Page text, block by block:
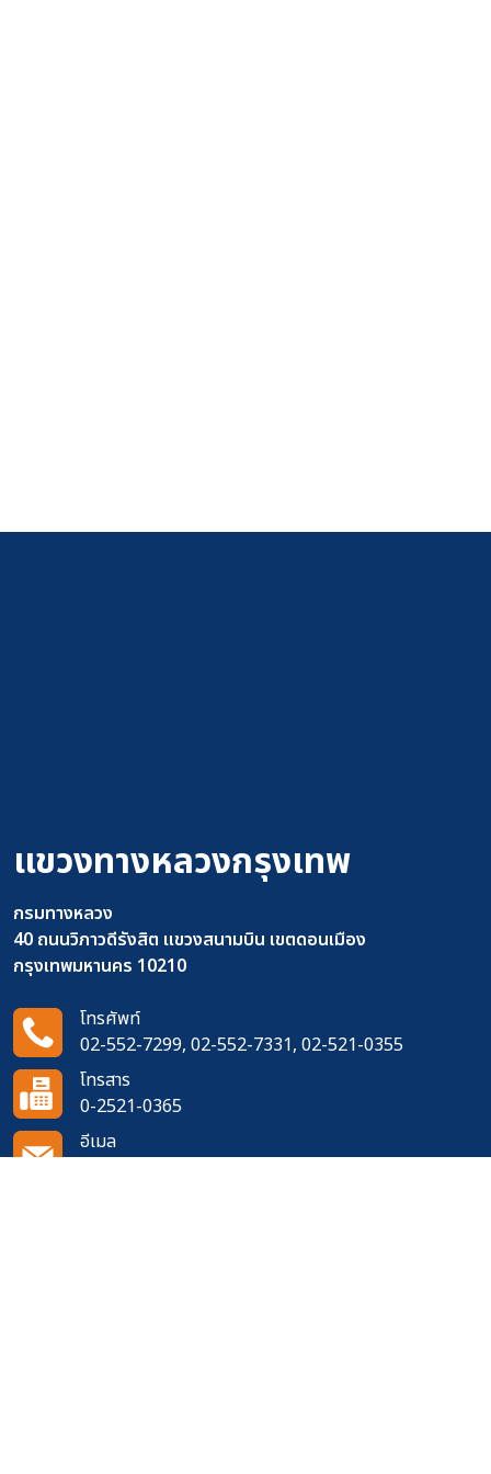
แขวงทางหลวงกรุงเทพ
กรมทางหลวง
40 ถนนวิภาวดีรังสิต แขวงสนามบิน เขตดอนเมือง
กรุงเทพมหานคร 10210
โทรศัพท์
02-552-7299, 02-552-7331, 02-521-0355
โทรสาร
0-2521-0365
อีเมล